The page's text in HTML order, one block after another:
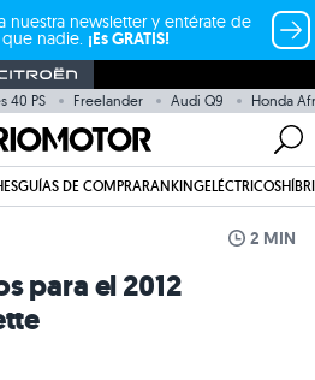
nuestra newsletter y entérate de
nadie. ¡Es GRATIS!
40 PS Freelander Audi Q9 Honda
GUÍAS DE COMPRARANKINGELÉCTRICOS
2 MIN
para el 2012